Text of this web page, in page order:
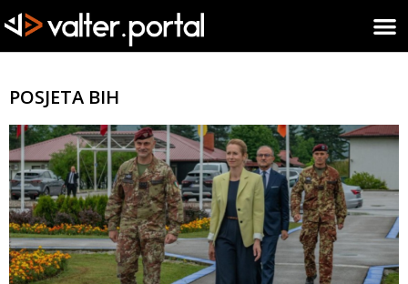
POSJETA BIH